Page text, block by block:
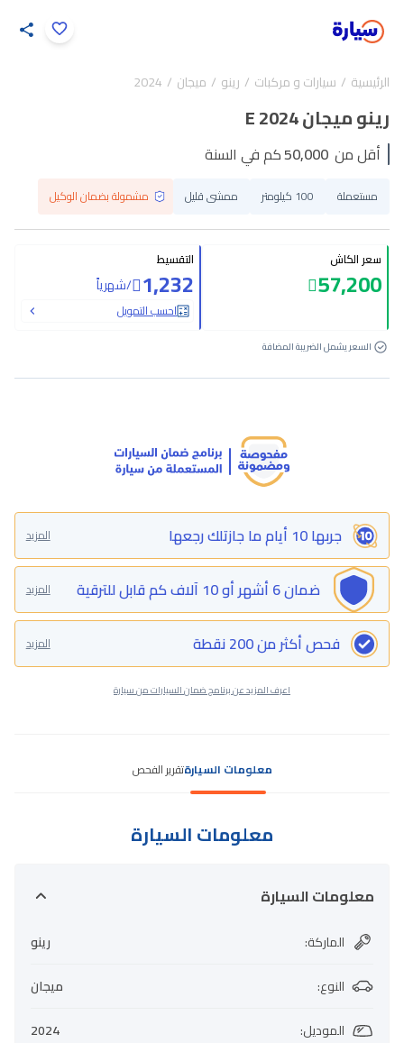
الرئيسية سيارات و مركبات رينو ميجان 2024
رينو ميجان E 2024
أقل من 50,000كم في السنة
مستعملة 100 كيلومتر ممشى قليل مشمولة بضمان الوكيل
سعر الكاش
57,200
التقسيط
1,232
/شهرياً
احسب التمويل
السعر يشمل الضريبة المضافة
جربها 10 أيام ما جازتلك رجعها المزيد
ضمان 6 أشهر أو 10 آلاف كم قابل للترقية المزيد
فحص أكثر من 200 نقطة المزيد
اعرف المزيد عن برنامج ضمان السيارات من سيارة
معلومات السيارةتقرير الفحص
معلومات السيارة
معلومات السيارة
الماركة:
رينو
النوع:
ميجان
الموديل:
2024